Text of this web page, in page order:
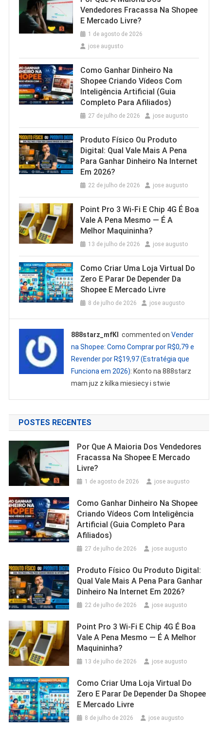
Vendedores Fracassa Na Shopee
E Mercado Livre?
1 de agosto de 2026
jose augusto
Como Ganhar Dinheiro Na
Shopee Criando Vídeos Com
Inteligência Artificial (Guia
Completo Para Afiliados)
27 de julho de 2026 jose augusto
Produto Físico Ou Produto
Digital: Qual Vale Mais A Pena
Para Ganhar Dinheiro Na Internet
Em 2026?
22 de julho de 2026 jose augusto
Point Pro 3 Wi‑Fi E Chip 4G É Boa
Vale A Pena Mesmo — É A
Melhor Maquininha?
13 de julho de 2026 jose augusto
Como Criar Uma Loja Virtual Do
Zero E Parar De Depender Da
Shopee E Mercado Livre
8 de julho de 2026 jose augusto
888starz_mfKl commented onVender
na Shopee: Como Comprar por R$0,79 e
Revender por R$19,97 (Estratégia que
Funciona em 2026): Konto na 888starz
mam juz z kilka miesiecy i stwie
POSTES RECENTES
Por Que A Maioria Dos Vendedores
Fracassa Na Shopee E Mercado
Livre?
1 de agosto de 2026 jose augusto
Como Ganhar Dinheiro Na Shopee
Criando Vídeos Com Inteligência
Artificial (Guia Completo Para
Afiliados)
27 de julho de 2026 jose augusto
Produto Físico Ou Produto Digital:
Qual Vale Mais A Pena Para Ganhar
Dinheiro Na Internet Em 2026?
22 de julho de 2026 jose augusto
Point Pro 3 Wi‑Fi E Chip 4G É Boa
Vale A Pena Mesmo — É A Melhor
Maquininha?
13 de julho de 2026 jose augusto
Como Criar Uma Loja Virtual Do
Zero E Parar De Depender Da Shopee
E Mercado Livre
8 de julho de 2026 jose augusto